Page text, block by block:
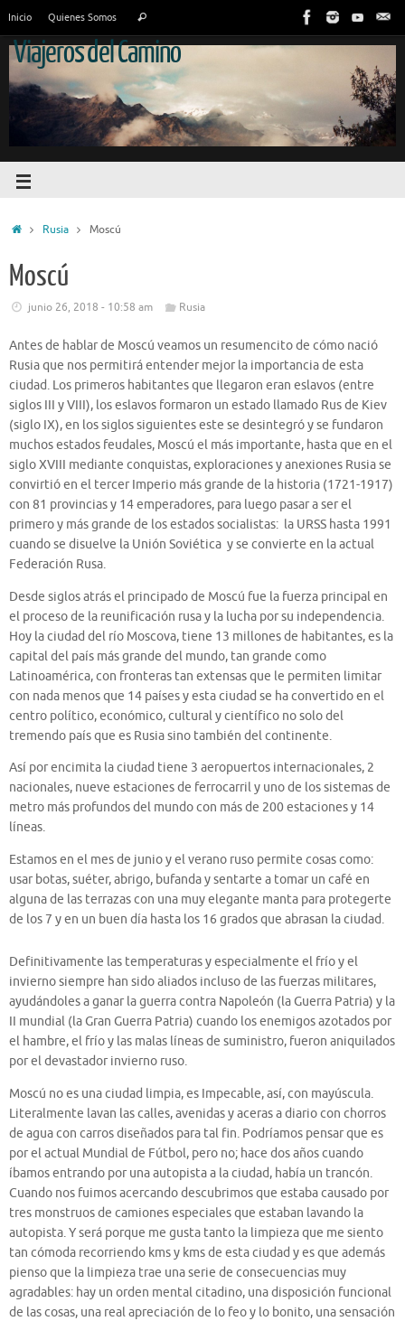
Inicio Quienes Somos
Viajeros del Camino
Rusia Moscú
Moscú
junio 26, 2018 - 10:58 am Rusia
Antes de hablar de Moscú veamos un resumencito de cómo nació
Rusia que nos permitirá entender mejor la importancia de esta
ciudad. Los primeros habitantes que llegaron eran eslavos (entre
siglos III y VIII), los eslavos formaron un estado llamado Rus de Kiev
(siglo IX), en los siglos siguientes este se desintegró y se fundaron
muchos estados feudales, Moscú el más importante, hasta que en el
siglo XVIII mediante conquistas, exploraciones y anexiones Rusia se
convirtió en el tercer Imperio más grande de la historia (1721-1917)
con 81 provincias y 14 emperadores, para luego pasar a ser el
primero y más grande de los estados socialistas: la URSS hasta 1991
cuando se disuelve la Unión Soviética y se convierte en la actual
Federación Rusa.
Desde siglos atrás el principado de Moscú fue la fuerza principal en
el proceso de la reunificación rusa y la lucha por su independencia.
Hoy la ciudad del río Moscova, tiene 13 millones de habitantes, es la
capital del país más grande del mundo, tan grande como
Latinoamérica, con fronteras tan extensas que le permiten limitar
con nada menos que 14 países y esta ciudad se ha convertido en el
centro político, económico, cultural y científico no solo del
tremendo país que es Rusia sino también del continente.
Así por encimita la ciudad tiene 3 aeropuertos internacionales, 2
nacionales, nueve estaciones de ferrocarril y uno de los sistemas de
metro más profundos del mundo con más de 200 estaciones y 14
líneas.
Estamos en el mes de junio y el verano ruso permite cosas como:
usar botas, suéter, abrigo, bufanda y sentarte a tomar un café en
alguna de las terrazas con una muy elegante manta para protegerte
de los 7 y en un buen día hasta los 16 grados que abrasan la ciudad.
Definitivamente las temperaturas y especialmente el frío y el
invierno siempre han sido aliados incluso de las fuerzas militares,
ayudándoles a ganar la guerra contra Napoleón (la Guerra Patria) y la
II mundial (la Gran Guerra Patria) cuando los enemigos azotados por
el hambre, el frío y las malas líneas de suministro, fueron aniquilados
por el devastador invierno ruso.
Moscú no es una ciudad limpia, es Impecable, así, con mayúscula.
Literalmente lavan las calles, avenidas y aceras a diario con chorros
de agua con carros diseñados para tal fin. Podríamos pensar que es
por el actual Mundial de Fútbol, pero no; hace dos años cuando
íbamos entrando por una autopista a la ciudad, había un trancón.
Cuando nos fuimos acercando descubrimos que estaba causado por
tres monstruos de camiones especiales que estaban lavando la
autopista. Y será porque me gusta tanto la limpieza que me siento
tan cómoda recorriendo kms y kms de esta ciudad y es que además
pienso que la limpieza trae una serie de consecuencias muy
agradables: hay un orden mental citadino, una disposición funcional
de las cosas, una real apreciación de lo feo y lo bonito, una sensación